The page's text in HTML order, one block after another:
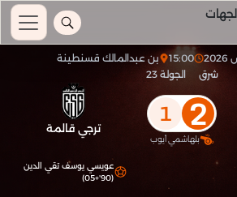
15:00
بن عبدالمالك قسنطينة
شرق
الجولة 23
2
1
بلهاشمي أيوب
ترجي قالمة
عويسي يوسف تقي الدين
(90'+05)